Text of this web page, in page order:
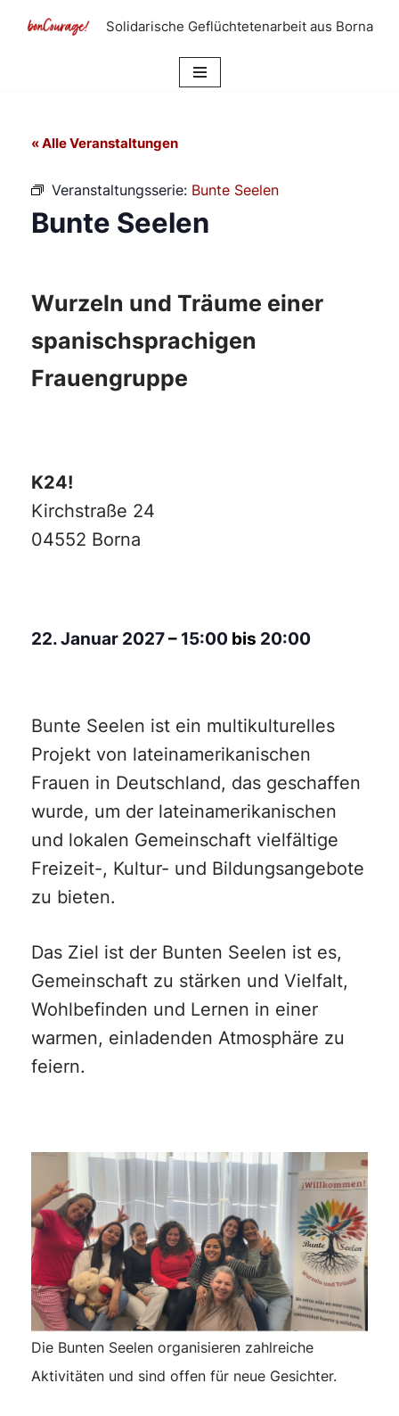
Solidarische Geflüchtetenarbeit aus Borna
« Alle Veranstaltungen
Veranstaltungsserie: Bunte Seelen
Bunte Seelen
Wurzeln und Träume einer
spanischsprachigen
Frauengruppe
K24!
Kirchstraße 24
04552 Borna
22. Januar 2027– 15:00 bis 20:00
Bunte Seelen ist ein multikulturelles
Projekt von lateinamerikanischen
Frauen in Deutschland, das geschaffen
wurde, um der lateinamerikanischen
und lokalen Gemeinschaft vielfältige
Freizeit-, Kultur- und Bildungsangebote
zu bieten.
Das Ziel ist der Bunten Seelen ist es,
Gemeinschaft zu stärken und Vielfalt,
Wohlbefinden und Lernen in einer
warmen, einladenden Atmosphäre zu
feiern.
Die Bunten Seelen organisieren zahlreiche
Aktivitäten und sind offen für neue Gesichter.